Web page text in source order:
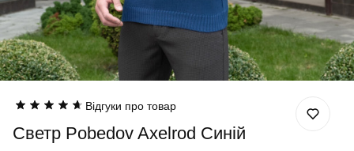
Відгуки про товар
Светр Pobedov Axelrod Синій